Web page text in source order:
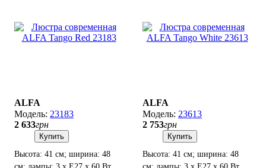
ALFA
23183
2 633грн
Купить
Высота: 41 см; ширина: 48
ALFA
23613
2 753грн
Купить
Высота: 41 см; ширина: 48